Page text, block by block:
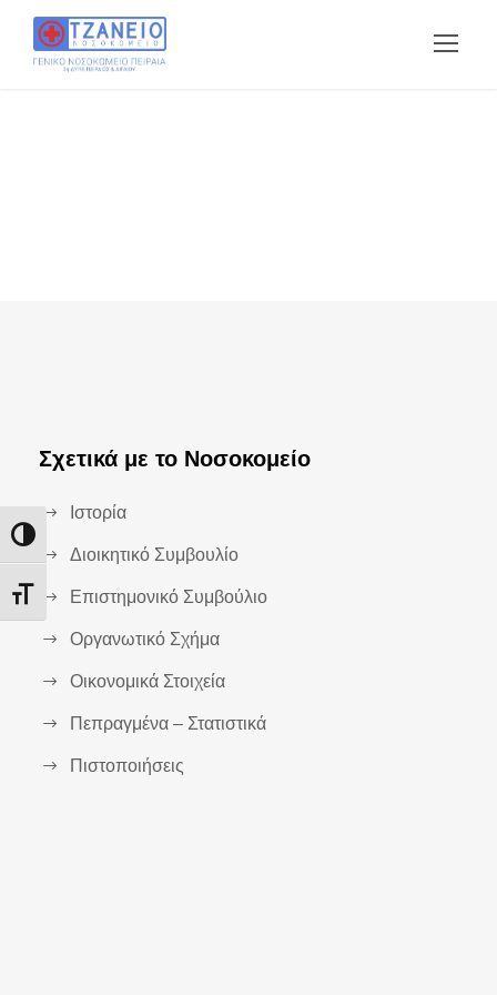
Εναλλαγή Υψηλής Αντίθεσης
Εναλλαγή Μεγέθους Γραμμάτων
Σχετικά με το Νοσοκομείο
Ιστορία
Διοικητικό Συμβουλίο
Επιστημονικό Συμβούλιο
Οργανωτικό Σχήμα
Οικονομικά Στοιχεία
Πεπραγμένα – Στατιστικά
Πιστοποιήσεις